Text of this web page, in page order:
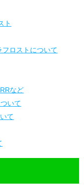
ト
フロストについて
など
いて
て